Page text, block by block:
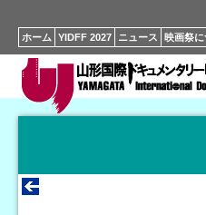
ホーム YIDFF 2027 ニュース 映画祭に